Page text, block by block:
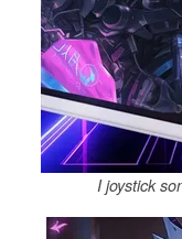
I joystick